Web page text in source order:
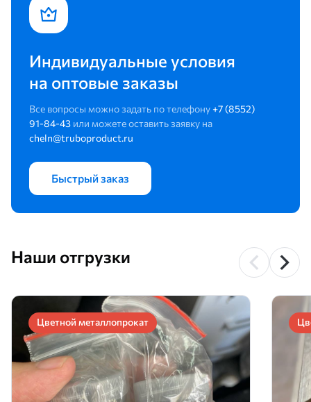
Индивидуальные условия
на оптовые заказы
Все вопросы можно задать по телефону +7 (8552)
91-84-43 или можете оставить заявку на
cheln@truboproduct.ru
Быстрый заказ
Наши отгрузки
Цветной металлопрокат